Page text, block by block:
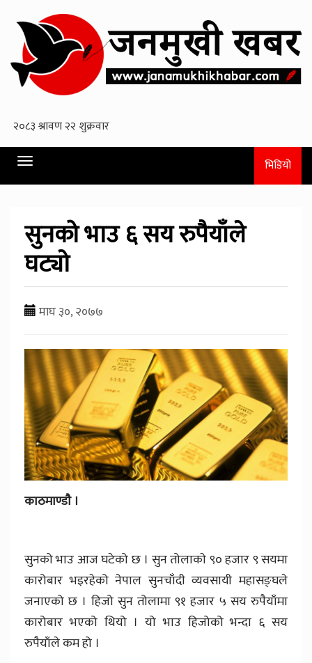
Toggle
navigation
भिडियो
सुनको भाउ ६ सय रुपैयाँले
घट्याे
माघ ३०, २०७७
काठमाण्डाै ।
सुनको भाउ आज घटेको छ । सुन तोलाकाे ९० हजार ९ सयमा
कारोबार भइरहेको नेपाल सुनचाँदी व्यवसायी महासङ्घले
जनाएको छ । हिजो सुन तोलामा ९१ हजार ५ सय रुपैयाँमा
कारोबार भएको थियो । यो भाउ हिजोको भन्दा ६ सय
रुपैयाँले कम हो ।